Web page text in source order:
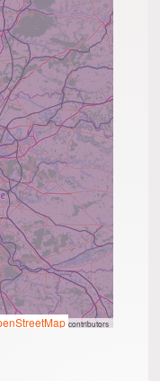
contributors